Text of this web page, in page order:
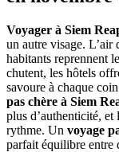
Voyager à Siem
un autre visage. L’air
habitants reprennent
chutent, les hôtels
savoure à chaque
pas chère à Siem
plus d’authenticité, et
rythme. Un voyage
parfait équilibre entre